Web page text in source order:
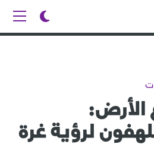
الأرض:
لرؤية غرة